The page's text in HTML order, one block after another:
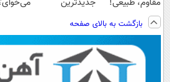
مقاوم، طبیعی!
ویزیت
رایگان+پرداخت
اقساطی😍
جدیدترین
سبک و مقاوم |
پرداخت قسطی
📍تهران
بازگشت به بالای صفحه